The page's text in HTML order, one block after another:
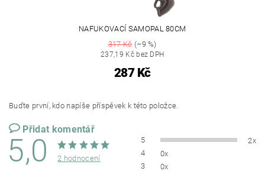
NAFUKOVACÍ SAMOPAL 80CM
317 Kč(–9 %)
237,19 Kč bez DPH
287 Kč
Buďte první, kdo napíše příspěvek k této položce.
Přidat komentář
5,0 2 hodnocení
5
2x
4
0x
3
0x